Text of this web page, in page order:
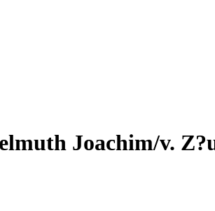
Joachim/v.